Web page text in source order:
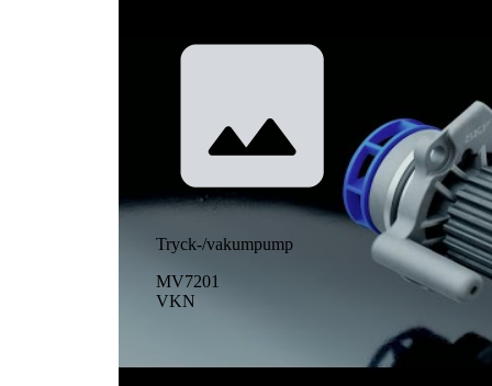
Tryck-/vakumpump
MV7201
VKN